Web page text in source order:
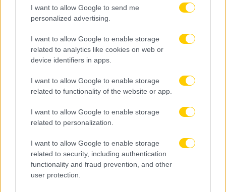
I want to allow Google to send me
personalized advertising.
I want to allow Google to enable storage
related to analytics like cookies on web or
device identifiers in apps.
I want to allow Google to enable storage
related to functionality of the website or app.
I want to allow Google to enable storage
related to personalization.
I want to allow Google to enable storage
related to security, including authentication
functionality and fraud prevention, and other
user protection.